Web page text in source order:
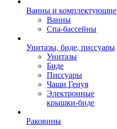
Ванны и комплектующие
Ванны
Спа-бассейны
Унитазы, биде, писсуары
Унитазы
Биде
Писсуары
Чаши Генуя
Электронные
крышки-биде
Раковины